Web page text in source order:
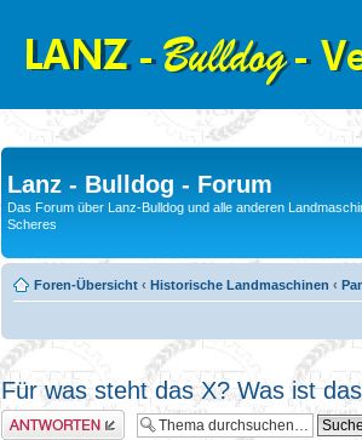
Lanz - Bulldog - Forum
Das Forum über Lanz-Bulldog und alle anderen
Scheres
Foren-Übersicht ‹ Historische Landmaschinen ‹
Für was steht das X? Was ist
Antwort erstellen